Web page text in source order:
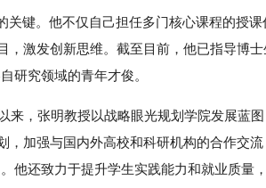
键。他不仅自己担任多门核心课程的授课
，激发创新思维。截至目前，他已指导博
研究领域的青年才俊。
来，张明教授以战略眼光规划学院发展蓝
，加强与国内外高校和科研机构的合作交
他还致力于提升学生实践能力和就业质量